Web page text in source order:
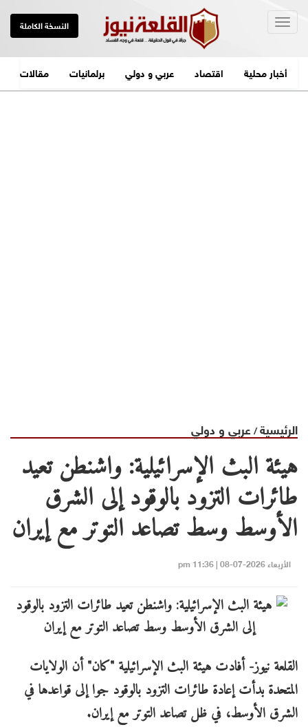
النسخة الكاملة
أخبار محلية اقتصاد عربي و دولي برلمانيات مقالات
الرئيسية/ عربي و دولي
هيئة البث الإسرائيلية: واشنطن تعيد
طائرات التزود بالوقود إلى الشرق
الأوسط وسط تصاعد التوتر مع إيران
الأربعاء 2026-07-08 | 11:36 pm
القلعة نيوز- أفادت هيئة البث الإسرائيلية "كان" أن الولايات
المتحدة بدأت إعادة طائرات التزود بالوقود جوا إلى قواعدها في
الشرق الأوسط، في ظل تصاعد التوتر مع إيران.